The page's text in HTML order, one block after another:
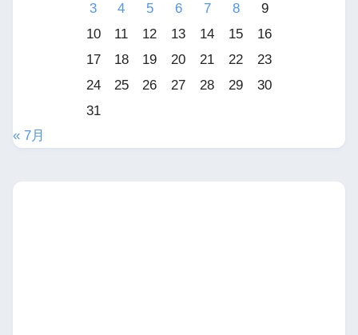
3
4 5 6 7 8
9
10
11 12 13 14 15
16
17
18 19 20 21 22
23
24
25 26 27 28 29
30
31
« 7月